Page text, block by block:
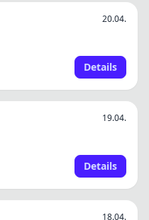
20.04.
Details
19.04.
Details
18.04.